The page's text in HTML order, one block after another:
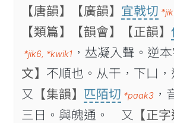
【唐韻】 【廣韻】 宜戟切
【類篇】
【韻會】 【正韻】
*jik6, *kwik1 ，𠀤凝入聲。逆本
文】 不順也。从干，下凵
又
【集韻】 匹陌切 *paak3 ，
三日。與魄通。 又
【正字